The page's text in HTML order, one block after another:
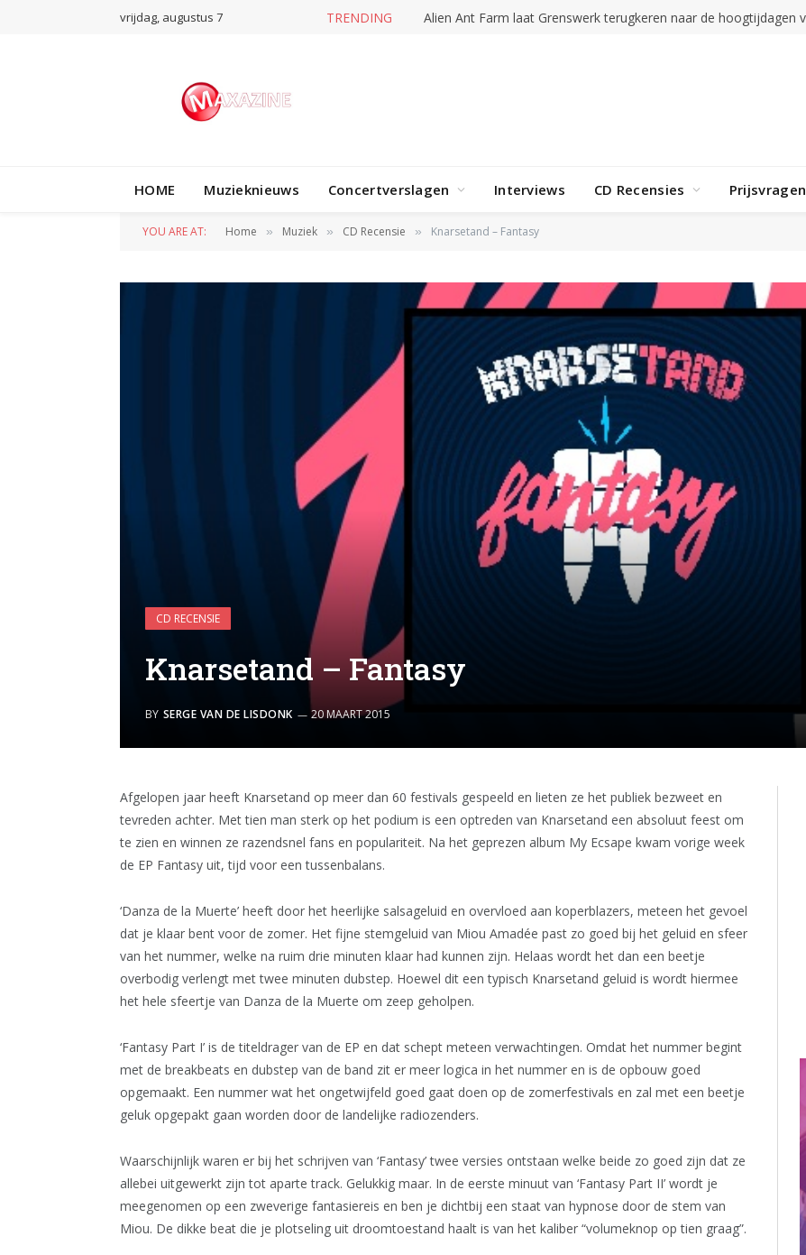
vrijdag, augustus 7 TRENDING
HOME Muzieknieuws Concertverslagen Interviews CD Recensies Prijsvragen
YOU ARE AT: Home » Muziek » CD Recensie » Knarsetand – Fantasy
CD RECENSIE
Knarsetand – Fantasy
BY SERGE VAN DE LISDONK 20 MAART 2015
Afgelopen jaar heeft Knarsetand op meer dan 60 festivals gespeeld en lieten ze het publiek bezweet en
tevreden achter. Met tien man sterk op het podium is een optreden van Knarsetand een absoluut feest om
te zien en winnen ze razendsnel fans en populariteit. Na het geprezen album My Ecsape kwam vorige week
de EP Fantasy uit, tijd voor een tussenbalans.
‘Danza de la Muerte’ heeft door het heerlijke salsageluid en overvloed aan koperblazers, meteen het gevoel
dat je klaar bent voor de zomer. Het fijne stemgeluid van Miou Amadée past zo goed bij het geluid en sfeer
van het nummer, welke na ruim drie minuten klaar had kunnen zijn. Helaas wordt het dan een beetje
overbodig verlengt met twee minuten dubstep. Hoewel dit een typisch Knarsetand geluid is wordt hiermee
het hele sfeertje van Danza de la Muerte om zeep geholpen.
‘Fantasy Part I’ is de titeldrager van de EP en dat schept meteen verwachtingen. Omdat het nummer begint
met de breakbeats en dubstep van de band zit er meer logica in het nummer en is de opbouw goed
opgemaakt. Een nummer wat het ongetwijfeld goed gaat doen op de zomerfestivals en zal met een beetje
geluk opgepakt gaan worden door de landelijke radiozenders.
Waarschijnlijk waren er bij het schrijven van ‘Fantasy’ twee versies ontstaan welke beide zo goed zijn dat ze
allebei uitgewerkt zijn tot aparte track. Gelukkig maar. In de eerste minuut van ‘Fantasy Part II’ wordt je
meegenomen op een zweverige fantasiereis en ben je dichtbij een staat van hypnose door de stem van
Miou. De dikke beat die je plotseling uit droomtoestand haalt is van het kaliber “volumeknop op tien graag”.